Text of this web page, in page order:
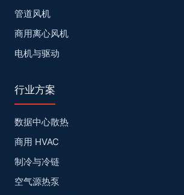
管道风机
商用离心风机
电机与驱动
行业方案
数据中心散热
商用 HVAC
制冷与冷链
空气源热泵